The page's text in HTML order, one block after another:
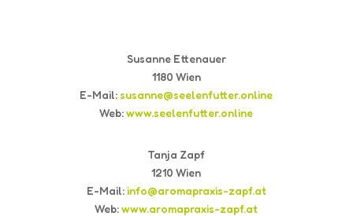
Susanne Ettenauer
1180 Wien
E-Mail:susanne@seelenfutter.online
Web:www.seelenfutter.online
Tanja Zapf
1210 Wien
E-Mail:info@aromapraxis-zapf.at
Web:www.aromapraxis-zapf.at